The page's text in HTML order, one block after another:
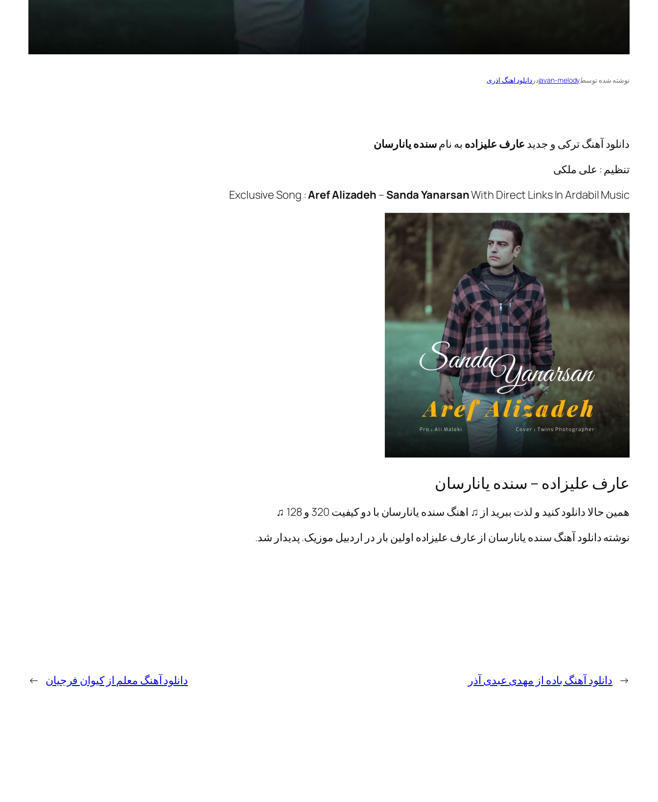
نوشته شده توسطjavan-melodyدردانلود اهنگ اذری
دانلود آهنگ ترکی و جدید عارف علیزاده به نامسنده یانارسان
تنظیم : علی ملکی
Exclusive Song :Aref Alizadeh – Sanda YanarsanWith Direct Links In Ardabil Music
عارف علیزاده – سنده یانارسان
همین حالا دانلود کنید و لذت ببرید از ♫ اهنگ سنده یانارسان با دو کیفیت 320 و 128 ♫
نوشته دانلود آهنگ سنده یانارسان از عارف علیزاده اولین بار در اردبیل موزیک. پدیدار شد.
← دانلود آهنگ باده از مهدی عبدی آذر دانلود آهنگ معلم از کیوان فرجیان →